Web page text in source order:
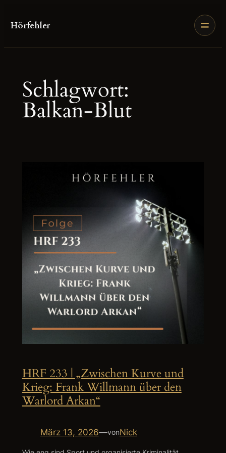
Inhalt
Hörfehler
Schlagwort:
Balkan-Blut
HRF 233 | „Zwischen Kurve und
Krieg: Frank Willmann über den
Warlord Arkan“
März 13, 2026—vonNick